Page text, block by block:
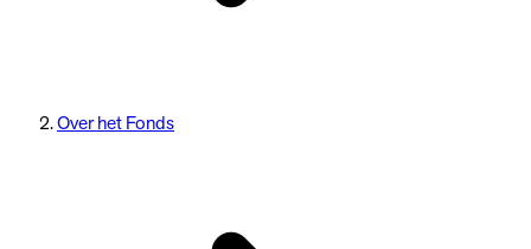
Over het Fonds